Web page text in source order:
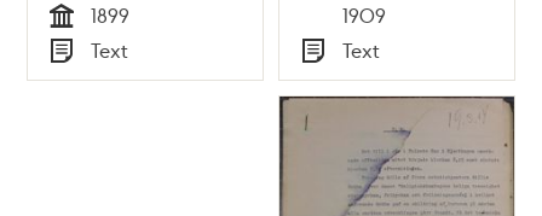
Tid
1899
Typ
Text
1909
Typ
Text